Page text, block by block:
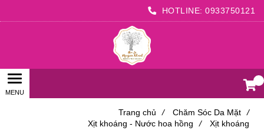
HOTLINE: 0933750121
Trang chủ / Chăm Sóc Da Mặt
/
Xịt khoáng - Nước hoa hồng
/ Xịt khoáng